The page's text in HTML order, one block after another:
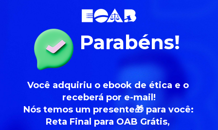
Parabéns!
Você adquiriu o ebook de ética e o
receberá por e-mail!
Nós temos um presente🎁 para você:
Reta Final para OAB Grátis,